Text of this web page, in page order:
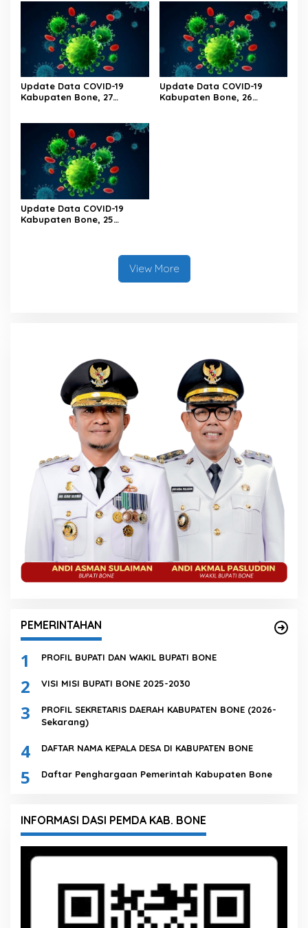
Update Data COVID-19
Kabupaten Bone, 27
Update Data COVID-19
Kabupaten Bone, 26
Update Data COVID-19
Kabupaten Bone, 25
View More
PEMERINTAHAN
1 PROFIL BUPATI DAN WAKIL BUPATI BONE
2 VISI MISI BUPATI BONE 2025-2030
3
PROFIL SEKRETARIS DAERAH KABUPATEN BONE (2026-
Sekarang)
4 DAFTAR NAMA KEPALA DESA DI KABUPATEN BONE
5 Daftar Penghargaan Pemerintah Kabupaten Bone
INFORMASI DASI PEMDA KAB. BONE